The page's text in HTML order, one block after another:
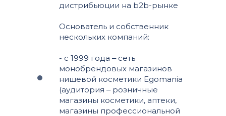
дистрибьюции на b2b-рынке
Основатель и собственник
нескольких компаний:
- с 1999 года ‒ сеть
монобрендовых магазинов
нишевой косметики Egomania
(аудитория ‒ розничные
магазины косметики, аптеки,
магазины профессиональной